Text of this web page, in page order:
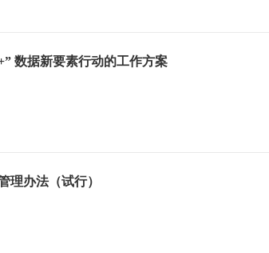
数据新要素行动的工作方案
理办法（试行）